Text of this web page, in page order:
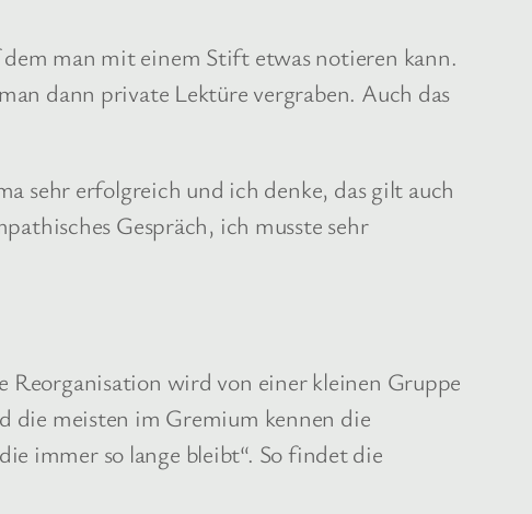
man mit einem Stift etwas notieren kann.
dann private Lektüre vergraben. Auch das
sehr erfolgreich und ich denke, das gilt auch
Gespräch, ich musste sehr
wird von einer kleinen Gruppe
die meisten im Gremium kennen die
immer so lange bleibt“. So findet die